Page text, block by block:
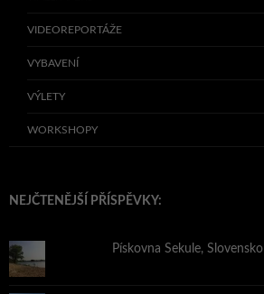
VIDEOREPORTÁŽE
VYBAVENÍ
VÝLETY
WORKSHOPY
NEJČTENĚJŠÍ PŘÍSPĚVKY:
Pískovna Sekule, Slovensko